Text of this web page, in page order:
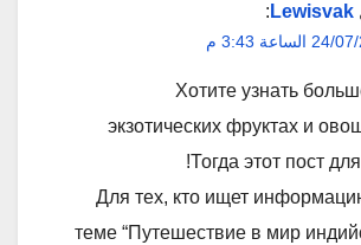
Lewisvak
:
3:43 م
Хотите узнать
экзотических фруктах и
Тогда этот пост
Для тех, кто ищет
теме “Путешествие в мир